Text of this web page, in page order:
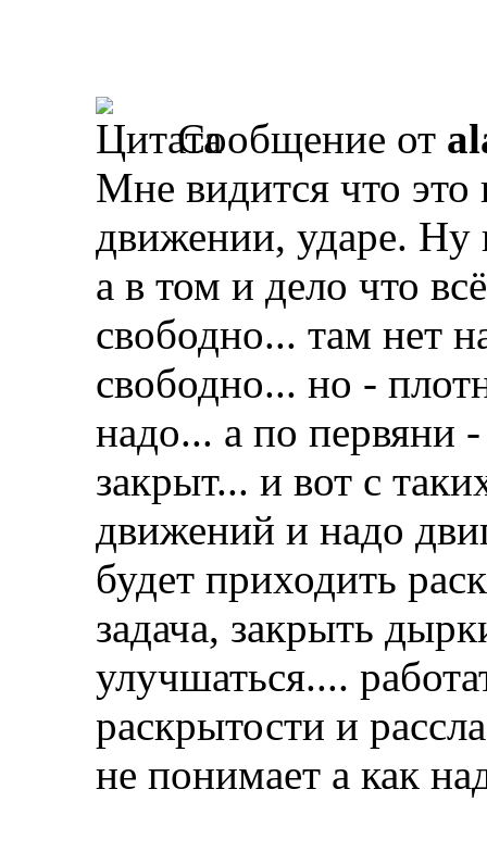
Сообщение от
Мне видится что
движении, ударе. Ну
а в том и дело что
свободно... там нет
свободно... но -
надо... а по первяни
закрыт... и вот с
движений и надо
будет приходить
задача, закрыть
улучшаться....
раскрытости и
не понимает а как